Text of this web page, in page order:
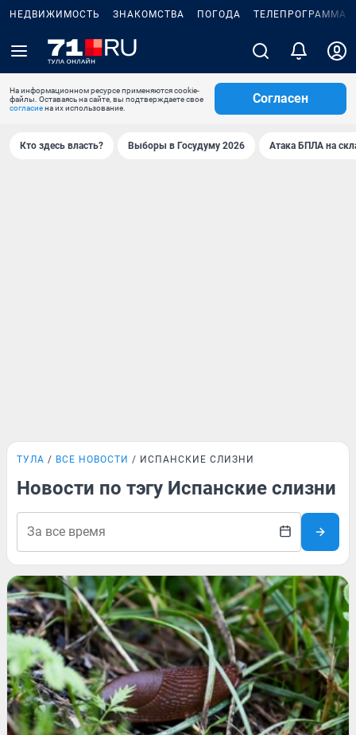
НЕДВИЖИМОСТЬ ЗНАКОМСТВА ПОГОДА ТЕЛЕПРОГРАММА
На информационном ресурсе применяются cookie-
файлы. Оставаясь на сайте, вы подтверждаете свое
согласиена их использование.
Согласен
Кто здесь власть? Выборы в Госудуму 2026 Атака БПЛА на
ТУЛА ВСЕ НОВОСТИ ИСПАНСКИЕ СЛИЗНИ
Новости по тэгу Испанские слизни